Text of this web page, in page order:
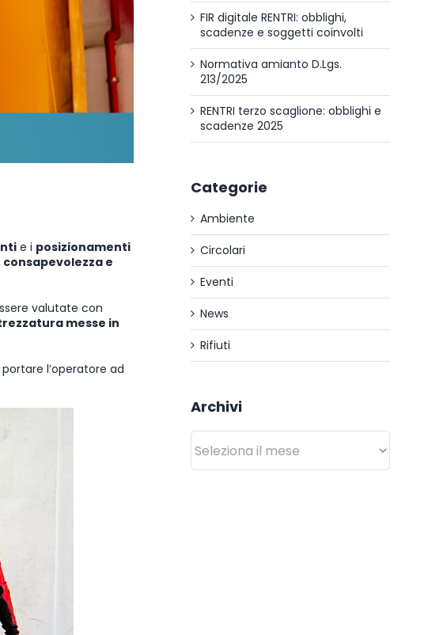
e i posizionamenti
e
valutate con
messe in
l’operatore ad
FIR digitale RENTRI: obblighi,
scadenze e soggetti coinvolti
Normativa amianto D.Lgs.
213/2025
RENTRI terzo scaglione: obblighi e
scadenze 2025
Categorie
Ambiente
Circolari
Eventi
News
Rifiuti
Archivi
Archivi